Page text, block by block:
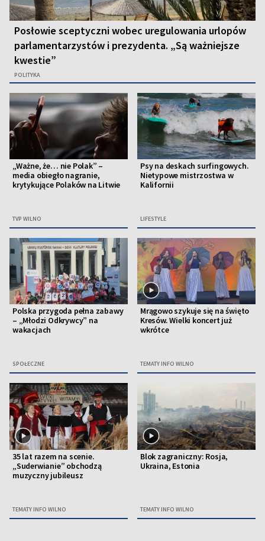
Posłowie sceptyczni wobec uregulowania urlopów
parlamentarzystów i prezydenta. „Są ważniejsze
kwestie”
POLITYKA
„Ważne, że… nie Polak” –
media obiegło nagranie,
krytykujące Polaków na Litwie
TVP WILNO
Psy na deskach surfingowych.
Nietypowe mistrzostwa w
Kalifornii
LIFESTYLE
Polska przygoda pełna zabawy
– „Młodzi Odkrywcy” na
wakacjach
SPOŁECZNE
Mrągowo szykuje się na święto
Kresów. Wielki koncert już
wkrótce
TEMATY INFO WILNO
35 lat razem na scenie.
„Suderwianie” obchodzą
muzyczny jubileusz
TEMATY INFO WILNO
Blok zagraniczny: Rosja,
Ukraina, Estonia
TEMATY INFO WILNO